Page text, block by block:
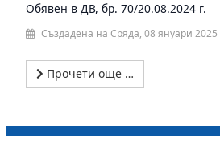
Обявен в ДВ, бр. 70/20.08.2024 г.
Създадена на Сряда, 08 януари 2025
Прочети още …